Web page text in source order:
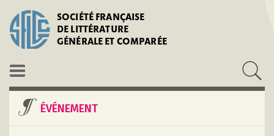
SOCIÉTÉ FRANÇAISE
DE LITTÉRATURE
GÉNÉRALE ET COMPARÉE
ÉVÉNEMENT